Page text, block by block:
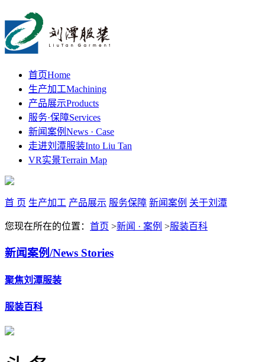
首页Home
生产加工Machining
产品展示Products
服务·保障Services
新闻案例 News · Case
走进刘潭服装Into Liu Tan
VR实景Terrain Map
首 页 生产加工 产品展示 服务保障 新闻案例 关于刘潭
您现在所在的位置： 首页 >新闻 · 案例 >服装百科
新闻案例/News Stories
聚焦刘潭服装
服装百科